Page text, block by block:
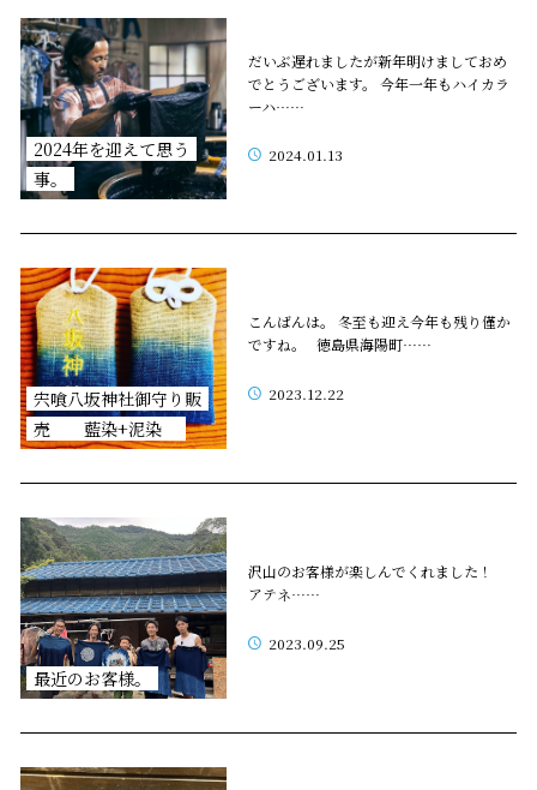
2024年を迎えて思う
事。
だいぶ遅れましたが新年明けましておめ
でとうございます。 今年一年もハイカラ
ーハ……
2024.01.13
宍喰八坂神社御守り販
売 藍染+泥染
こんばんは。 冬至も迎え今年も残り僅か
ですね。 徳島県海陽町……
2023.12.22
最近のお客様。
沢山のお客様が楽しんでくれました！
アテネ……
2023.09.25